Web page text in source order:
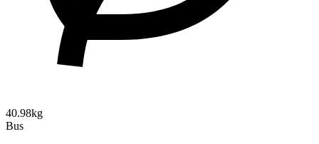
40.98kg
Bus